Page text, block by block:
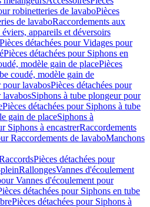
robinetteries de lavaboPièces
de lavaboRaccordements aux
appareils et déversoirs
Pièces détachées pour Vidages pour
Pièces détachées pour Siphons en
modèle gain de placePièces
coudé, modèle gain de
pour lavabosPièces détachées pour
lavabosSiphons à tube plongeur pour
Pièces détachées pour Siphons à tube
gain de placeSiphons à
Siphons à encastrerRaccordements
Raccordements de lavaboManchons
Pièces détachées pour
RallongesVannes d'écoulement
Vannes d'écoulement pour
détachées pour Siphons en tube
Pièces détachées pour Siphons à